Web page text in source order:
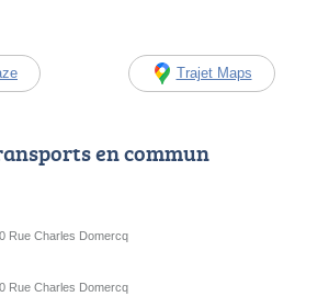
Trajet Maps
en commun
Rue Charles Domercq
Rue Charles Domercq